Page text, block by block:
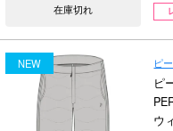
在庫切れ
NEW ピ
ピ
ウ